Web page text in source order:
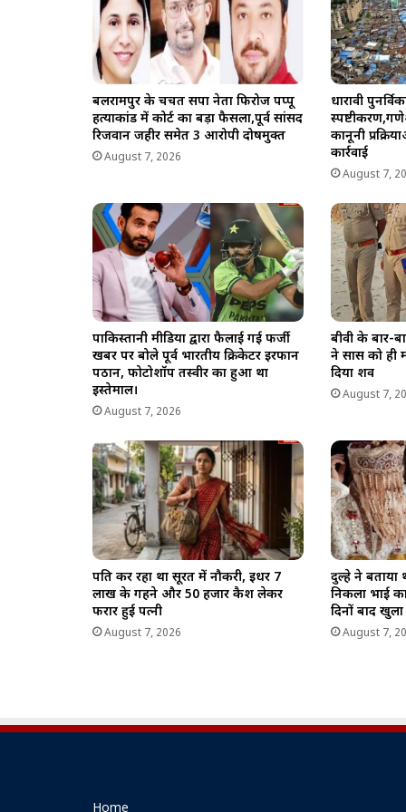
बलरामपुर के चर्चित सपा नेता फिरोज पप्पू
हत्याकांड में कोर्ट का बड़ा फैसला,पूर्व सांसद
रिजवान जहीर समेत 3 आरोपी दोषमुक्त
August 7, 2026
धारावी
कानूनी
कार्रवाई
August 7,
पाकिस्तानी मीडिया द्वारा फैलाई गई फर्जी
खबर पर बोले पूर्व भारतीय क्रिकेटर इरफान
पठान, फोटोशॉप तस्वीर का हुआ था
इस्तेमाल।
August 7, 2026
बीवी के बार-
ने सास को ही
दिया शव
August 7,
पति कर रहा था सूरत में नौकरी, इधर 7
लाख के गहने और 50 हजार कैश लेकर
फरार हुई पत्नी
August 7, 2026
दुल्हे ने बताया
निकला भाई
दिनों बाद
August 7,